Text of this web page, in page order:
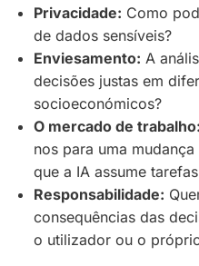
Privacidade: Como
de dados sensíveis?
Enviesamento: A
decisões justas em
socioeconómicos?
O mercado de trabalho:
nos para uma
que a IA assume
Responsabilidade:
consequências das
o utilizador ou o